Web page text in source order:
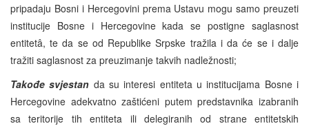
pripadaju Bosni i Hercegovini prema Ustavu mogu samo preuzeti
institucije Bosne i Hercegovine kada se postigne saglasnost
entitetâ, te da se od Republike Srpske tražila i da će se i dalje
tražiti saglasnost za preuzimanje takvih nadležnosti;
Takođe svjestan da su interesi entiteta u institucijama Bosne i
Hercegovine adekvatno zaštićeni putem predstavnika izabranih
sa teritorije tih entiteta ili delegiranih od strane entitetskih